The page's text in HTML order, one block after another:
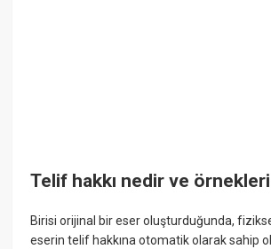
Telif hakkı nedir ve
Birisi orijinal bir eser oluşturduğunda,
eserin telif hakkına otomatik olarak sahip